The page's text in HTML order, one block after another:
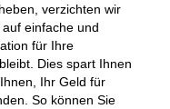
verzichten wir
einfache und
für Ihre
Dies spart Ihnen
Ihr Geld für
So können Sie